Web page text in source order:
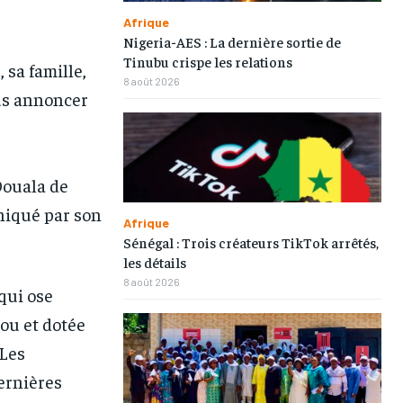
sa famille,
annoncer
de
par son
ose
et dotée
Afrique
Nigeria-AES : La dernière sortie de
Tinubu crispe les relations
8 août 2026
Afrique
Sénégal : Trois créateurs TikTok arrêtés,
les détails
8 août 2026